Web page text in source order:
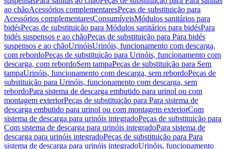
ao chãoAcessórios complementaresPeças de substituição para
Acessórios complementaresConsumíveisMódulos sanitários para
bidésPeças de substituição para Módulos sanitários para bidésPara
bidés suspensos e ao chãoPeças de substituição para Para bidés
suspensos e ao chãoUrinóisUrinóis, funcionamento com descarga,
com rebordoPeças de substituição para Urinóis, funcionamento com
descarga, com rebordoSem tampaPeças de substituição para Sem
tampaUrinóis, funcionamento com descarga, sem rebordoPeças de
substituição para Urinóis, funcionamento com descarga, sem
rebordoPara sistema de descarga embutido para urinol ou com
montagem exteriorPeças de substituição para Para sistema de
descarga embutido para urinol ou com montagem exteriorCom
sistema de descarga para urinóis integradoPeças de substituição para
Com sistema de descarga para urinóis integradoPara sistema de
descarga para urinóis integradoPeças de substituição para Para
sistema de descarga para urinóis integradoUrinóis, funcionamento